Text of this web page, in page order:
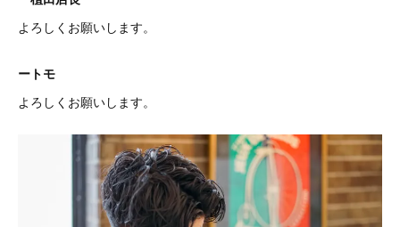
よろしくお願いします。
ートモ
よろしくお願いします。